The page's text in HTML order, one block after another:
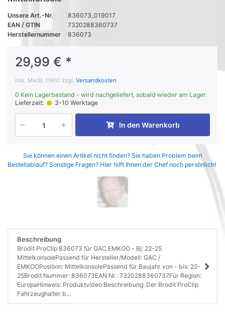
Unsere Art.-Nr.
836073_019017
EAN / GTIN
7320288360737
Herstellernummer
836073
29,99 € *
inkl. MwSt. (19%) zzgl. Versandkosten
0 Kein Lagerbestand - wird nachgeliefert, sobald wieder am Lager.
Lieferzeit:
3-10 Werktage
In den Warenkorb
Sie können einen Artikel nicht finden? Sie haben Problem beim
Bestellablauf? Sonstige Fragen? Hier hilft Ihnen der Chef noch persönlich!
Beschreibung
Brodit ProClip 836073 für GAC EMKOO - Bj: 22-25
MittelkonsolePassend für Hersteller/Modell: GAC /
EMKOOPosition: MittelkonsolePassend für Baujahr von - bis: 22-
25Brodit Nummer: 836073EAN Nr.: 7320288360737Für Region:
EuropaHinweis: Produktvideo:Beschreibung: Der Brodit ProClip
Fahrzeughalter b...